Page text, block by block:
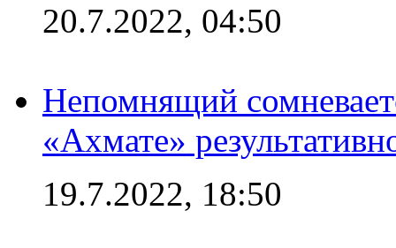
20.7.2022, 04:50
Непомнящий
«Ахмате»
19.7.2022, 18:50